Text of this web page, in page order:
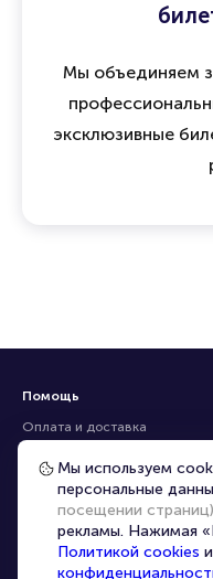
Мы объединяем
эксклюзивные
Помощь
Оплата и доставка
Частые вопросы
Перепродажа билетов
Организаторам
Корпоративным клиентам
Мы используем
персональные
посещении страниц)
рекламы. Нажимая
Политикой cookies и